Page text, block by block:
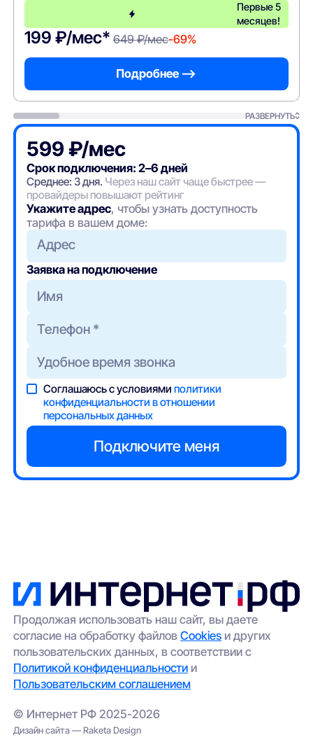
Первые 5
месяцев!
199 ₽/мес* 649 ₽/мес-69%
Подробнее —>
РАЗВЕРНУТЬ
599 ₽/мес
Срок подключения: 2–6 дней
Среднее: 3 дня. Через наш сайт чаще быстрее —
провайдеры повышают рейтинг
Укажите адрес, чтобы узнать доступность
тарифа в вашем доме:
Адрес
Заявка на подключение
Соглашаюсь с условиямиполитики
конфиденциальности в отношении
персональных данных
Продолжая использовать наш сайт, вы даете
согласие на обработку файловCookies и других
пользовательских данных, в соответствии с
Политикой конфиденциальности и
Пользовательским соглашением
© Интернет РФ 2025-2026
Дизайн сайта — Raketa Design